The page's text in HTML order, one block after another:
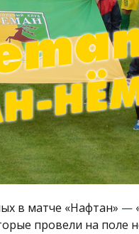
в матче «Нафтан» —
провели на поле